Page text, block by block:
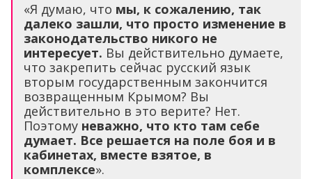
«Я думаю, что мы, к сожалению, так
далеко зашли, что просто изменение в
законодательство никого не
интересует. Вы действительно думаете,
что закрепить сейчас русский язык
вторым государственным закончится
возвращенным Крымом? Вы
действительно в это верите? Нет.
Поэтому неважно, что кто там себе
думает. Все решается на поле боя и в
кабинетах, вместе взятое, в
комплексе».